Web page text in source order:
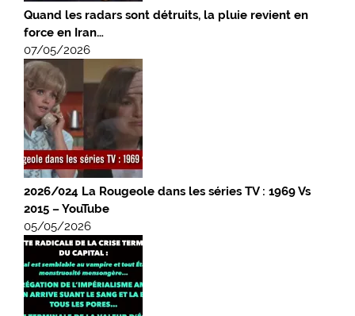
Quand les radars sont détruits, la pluie revient en
force en Iran…
07/05/2026
2026/024 La Rougeole dans les séries TV : 1969 Vs
2015 – YouTube
05/05/2026